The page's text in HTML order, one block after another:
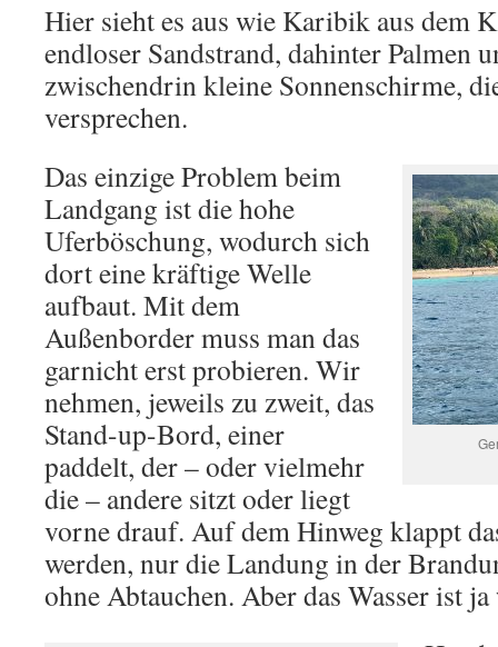
Hier sieht es aus wie Karibik aus dem
endloser Sandstrand, dahinter Palmen
zwischendrin kleine Sonnenschirme,
versprechen.
Das einzige Problem beim
Landgang ist die hohe
Uferböschung, wodurch sich
dort eine kräftige Welle
aufbaut. Mit dem
Außenborder muss man das
garnicht erst probieren. Wir
nehmen, jeweils zu zweit, das
Stand-up-Bord, einer
paddelt, der – oder vielmehr
die – andere sitzt oder liegt
vorne drauf. Auf dem Hinweg klappt
werden, nur die Landung in der
ohne Abtauchen. Aber das Wasser ist